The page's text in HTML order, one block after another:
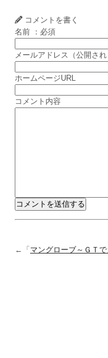
コメントを書く
名前 ：必須
メールアドレス（公開さ
ホームページURL
コメント内容
←「 マングローブ～ＧＴ